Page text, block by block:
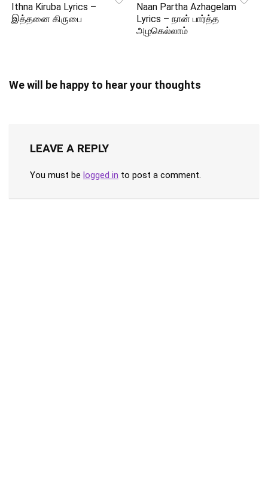
Ithna Kiruba Lyrics –
இத்தனை கிருபை
Naan Partha Azhagelam
Lyrics – நான் பார்த்த
அழகெல்லாம்
We will be happy to hear your thoughts
LEAVE A REPLY
You must be logged in to post a comment.